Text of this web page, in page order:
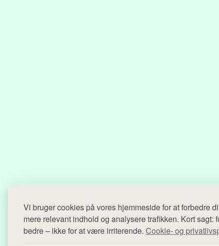
Vi bruger cookies på vores hjemmeside for at forbedre
mere relevant indhold og analysere trafikken. Kort sagt:
bedre – ikke for at være irriterende. Cookie- og